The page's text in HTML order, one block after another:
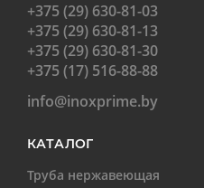
+375 (29) 630-81-03
+375 (29) 630-81-13
+375 (29) 630-81-30
+375 (17) 516-88-88
info@inoxprime.by
КАТАЛОГ
Труба нержавеющая